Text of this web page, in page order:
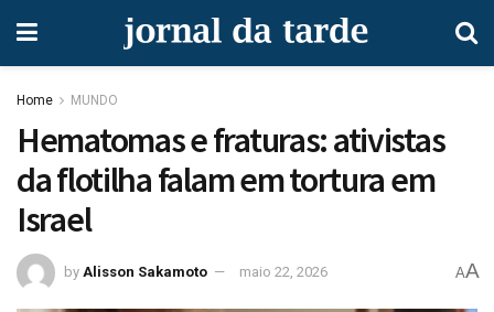
Home MUNDO
Hematomas e fraturas: ativistas
da flotilha falam em tortura em
Israel
by Alisson Sakamoto maio 22, 2026 AA